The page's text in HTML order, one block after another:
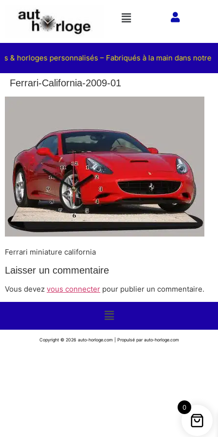
& horloges personnalisés – Fabriqués à la main dans notre
Ferrari-California-2009-01
Ferrari miniature california
Laisser un commentaire
Vous devez vous connecter pour publier un commentaire.
Copyright © 2026 auto-horloge.com | Propulsé par auto-horloge.com
0